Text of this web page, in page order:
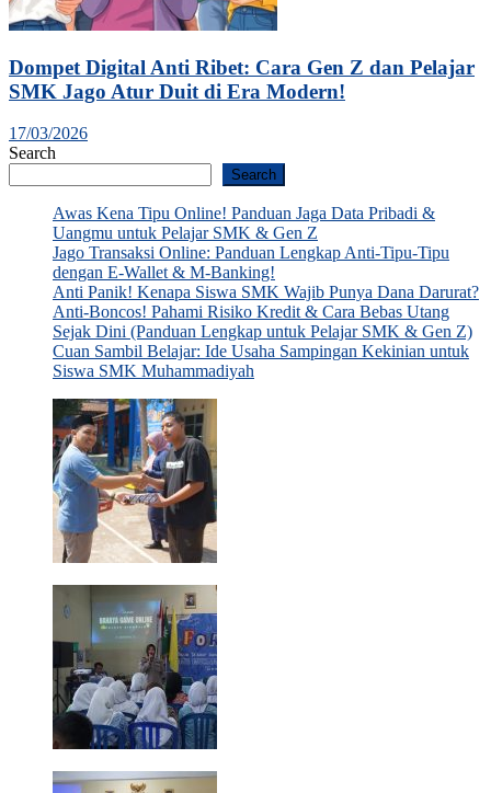
Dompet Digital Anti Ribet: Cara Gen Z dan Pelajar
SMK Jago Atur Duit di Era Modern!
17/03/2026
Search
Search
Awas Kena Tipu Online! Panduan Jaga Data Pribadi &
Uangmu untuk Pelajar SMK & Gen Z
Jago Transaksi Online: Panduan Lengkap Anti-Tipu-Tipu
dengan E-Wallet & M-Banking!
Anti Panik! Kenapa Siswa SMK Wajib Punya Dana Darurat?
Anti-Boncos! Pahami Risiko Kredit & Cara Bebas Utang
Sejak Dini (Panduan Lengkap untuk Pelajar SMK & Gen Z)
Cuan Sambil Belajar: Ide Usaha Sampingan Kekinian untuk
Siswa SMK Muhammadiyah